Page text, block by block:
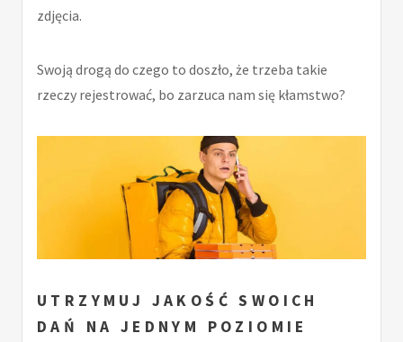
zdjęcia.
Swoją drogą do czego to doszło, że trzeba takie
rzeczy rejestrować, bo zarzuca nam się kłamstwo?
UTRZYMUJ JAKOŚĆ SWOICH
DAŃ NA JEDNYM POZIOMIE